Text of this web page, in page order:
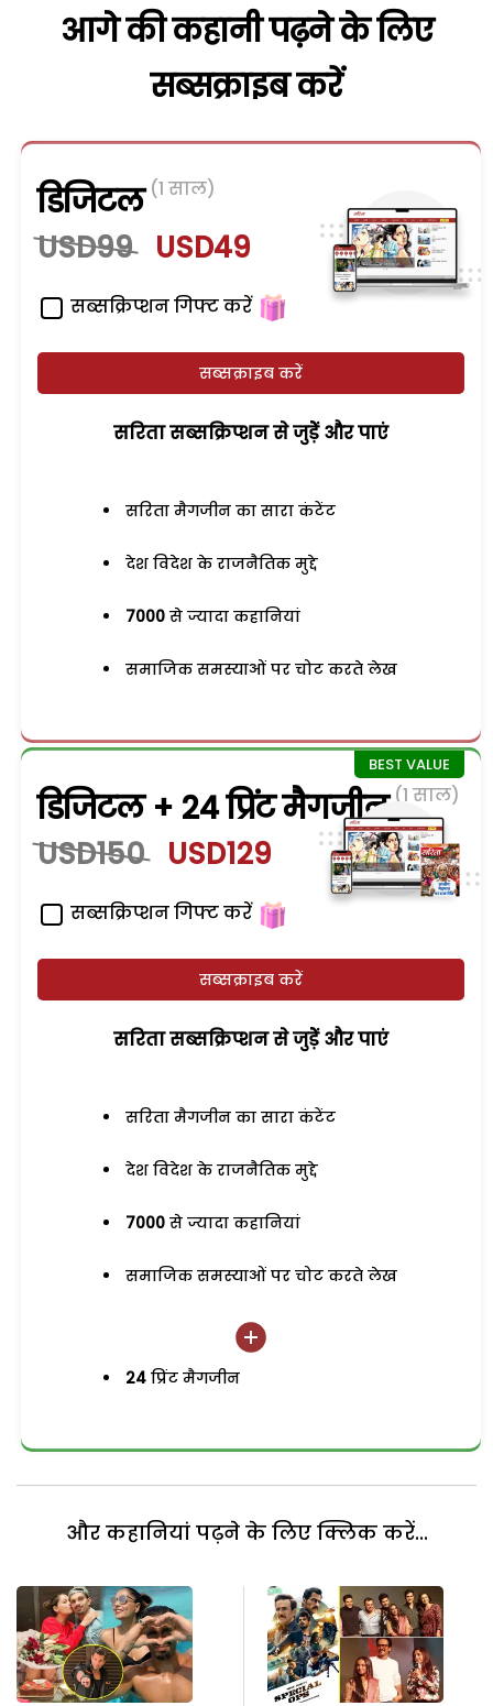
आगे की कहानी पढ़ने के लिए
सब्सक्राइब करें
डिजिटल (1 साल)
USD99 USD49
सब्सक्रिप्शन गिफ्ट करें
सब्सक्राइब करें
सरिता सब्सक्रिप्शन से जुड़ेें और पाएं
सरिता मैगजीन का सारा कंटेंट
देश विदेश के राजनैतिक मुद्दे
7000 से ज्यादा कहानियां
समाजिक समस्याओं पर चोट करते लेख
डिजिटल + 24 प्रिंट मैगजीन (1 साल)
USD150 USD129
सब्सक्रिप्शन गिफ्ट करें
सब्सक्राइब करें
सरिता सब्सक्रिप्शन से जुड़ेें और पाएं
सरिता मैगजीन का सारा कंटेंट
देश विदेश के राजनैतिक मुद्दे
7000 से ज्यादा कहानियां
समाजिक समस्याओं पर चोट करते लेख
24 प्रिंट मैगजीन
और कहानियां पढ़ने के लिए क्लिक करें...